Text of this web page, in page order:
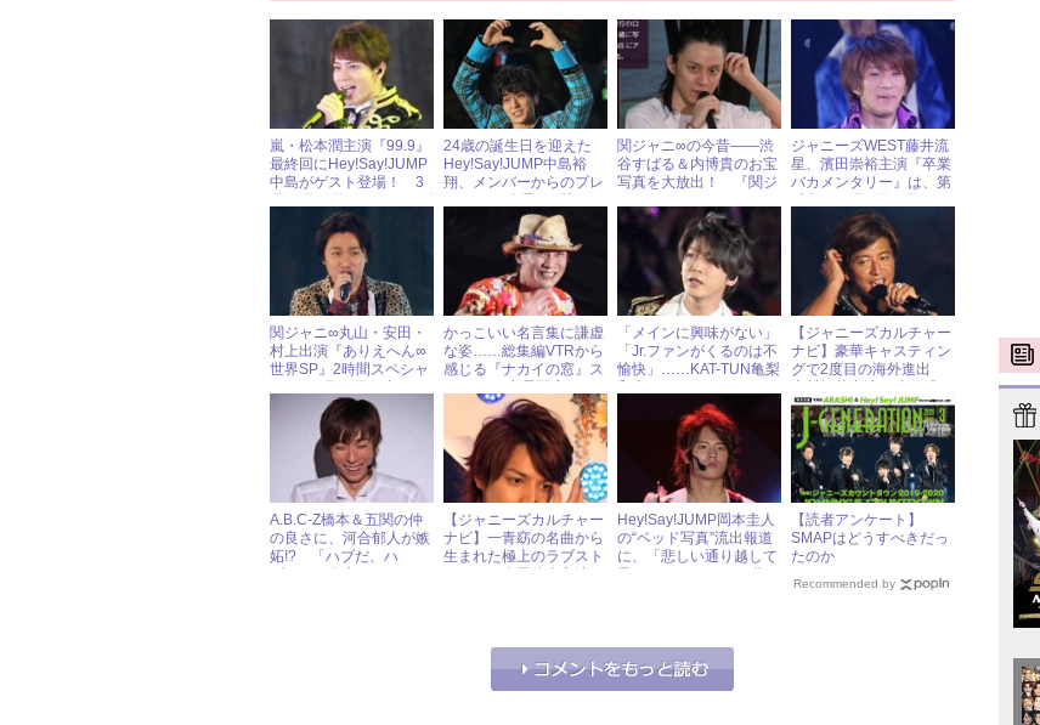
嵐・松本潤主演『99.9』
最終回にHey!Say!JUMP
中島がゲスト登場！ 3
アイドル出演情報
24歳の誕生日を迎えた
Hey!Say!JUMP中島裕
翔、メンバーからのプレ
関ジャニ∞の今昔――渋
谷すばる＆内博貴のお宝
写真を大放出！ 『関ジ
BALLAD』発売中
ジャニーズWEST藤井流
星、濱田崇裕主演『卒業
バカメンタリー』は、第
ャニーズアイドル出演情
関ジャニ∞丸山・安田・
村上出演『ありえへん∞
世界SP』2時間スペシャ
ャニーズアイドル出演情
かっこいい名言集に謙虚
な姿……総集編VTRから
感じる『ナカイの窓』ス
「メインに興味がない」
「Jr.ファンがくるのは不
愉快」……KAT-TUN亀梨
めぐり、ファンが対立！
【ジャニーズカルチャー
ナビ】豪華キャスティン
グで2度目の海外進出
イ・カム・ウィズ・ザ・
レイン』
A.B.C-Z橋本＆五関の仲
の良さに、河合郁人が嫉
妬!? 「ハブだ、ハ
【ジャニーズカルチャー
ナビ】一青窈の名曲から
生まれた極上のラブスト
Hey!Say!JUMP岡本圭人
の“ベッド写真”流出報道
に、「悲しい通り越して
【読者アンケート】
SMAPはどうすべきだっ
たのか
Recommended by